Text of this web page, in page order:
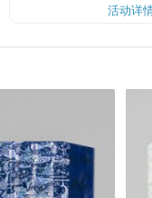
活动详